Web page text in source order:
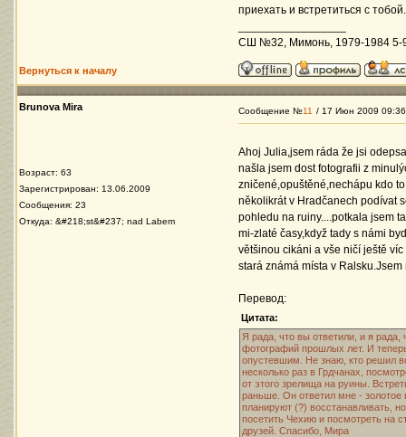
приехать и встретиться с
СШ №32, Мимонь, 1979-1984 5-9
Вернуться к началу
Brunova Mira
Возраст: 63
Зарегистрирован: 13.06.2009
Сообщения: 23
Откуда: &#218;st&#237; nad Labem
Сообщение №11 / 17 Июн 2009 09:36
Ahoj Julia,jsem ráda že jsi
našla jsem dost fotografii z
zničené,opuštěné,nechápu kdo
několikrát v Hradčanech podívat
pohledu na ruiny....potkala jsem
mi-zlaté časy,když tady s námi
většinou cikáni a vše ničí ještě
stará známá místa v
Перевод:
Цитата:
Я рада, что вы ответили, и я
фотографий прошлых лет. И
опустевшим. Не знаю, кто решил
несколько раз в Грдчанах,
от этого зрелища на руины.
раньше. Он ответил мне - золотое
планируют (?) восcтанавливать,
посетить Чехию и посмотреть на
друзей. Спасибо, Мира